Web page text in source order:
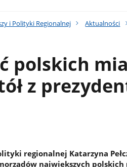
i Polityki Regionalnej Aktualności
polskich
z
regionalnej Katarzyna
największych polskich